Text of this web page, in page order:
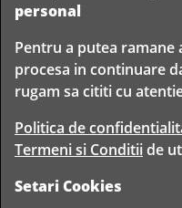
Livrare
rapida
personal
Pentru a putea ramane
procesa in continuare
rugam sa cititi cu
Politica de
Termeni si Conditiide
Setari Cookies